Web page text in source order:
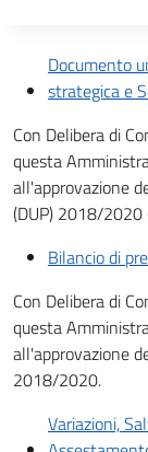
Descrizione
Documento
strategica e
Con Delibera di
questa
all'approvazione
(DUP) 2018/2020
Bilancio di
Con Delibera di
questa
all'approvazione
2018/2020.
Variazioni,